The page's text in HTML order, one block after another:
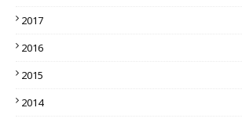
2017
2016
2015
2014